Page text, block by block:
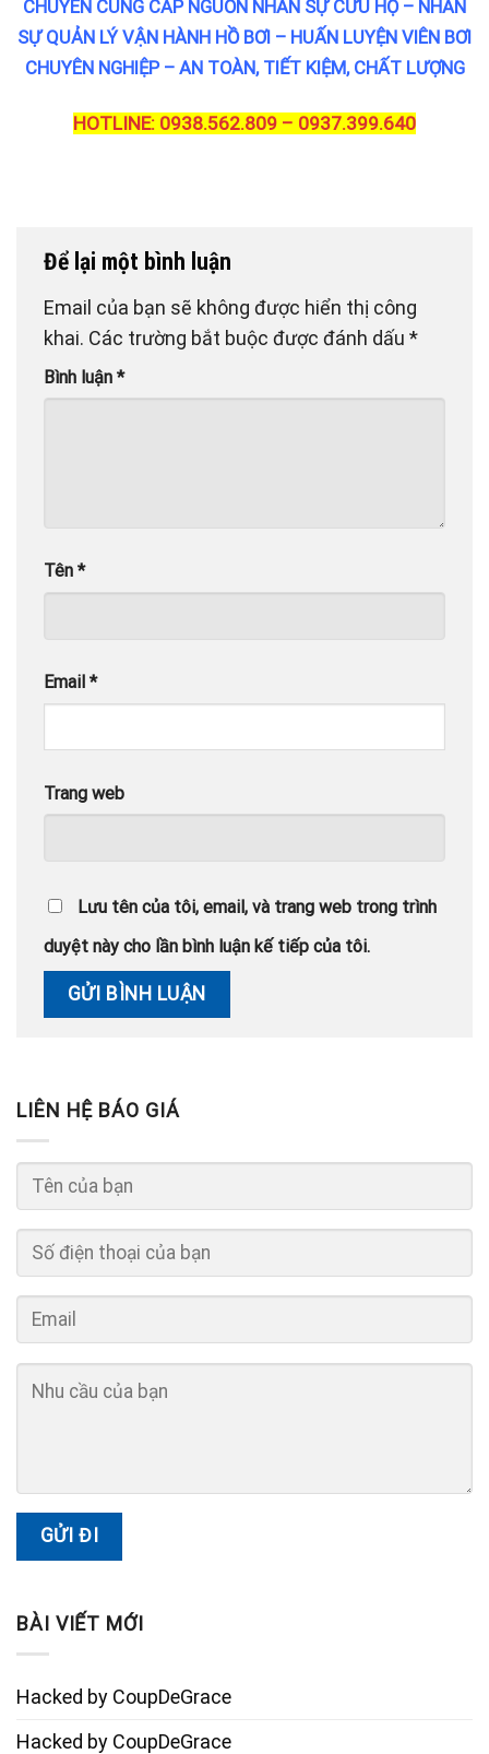
CHUYÊN CUNG CẤP NGUỒN NHÂN SỰ CỨU HỘ – NHÂN
SỰ QUẢN LÝ VẬN HÀNH HỒ BƠI – HUẤN LUYỆN VIÊN BƠI
CHUYÊN NGHIỆP – AN TOÀN, TIẾT KIỆM, CHẤT LƯỢNG
HOTLINE: 0938.562.809 – 0937.399.640
Để lại một bình luận
Email của bạn sẽ không được hiển thị công
khai. Các trường bắt buộc được đánh dấu *
Bình luận *
Tên *
Email *
Trang web
Lưu tên của tôi, email, và trang web trong trình
duyệt này cho lần bình luận kế tiếp của tôi.
LIÊN HỆ BÁO GIÁ
BÀI VIẾT MỚI
Hacked by CoupDeGrace
Hacked by CoupDeGrace